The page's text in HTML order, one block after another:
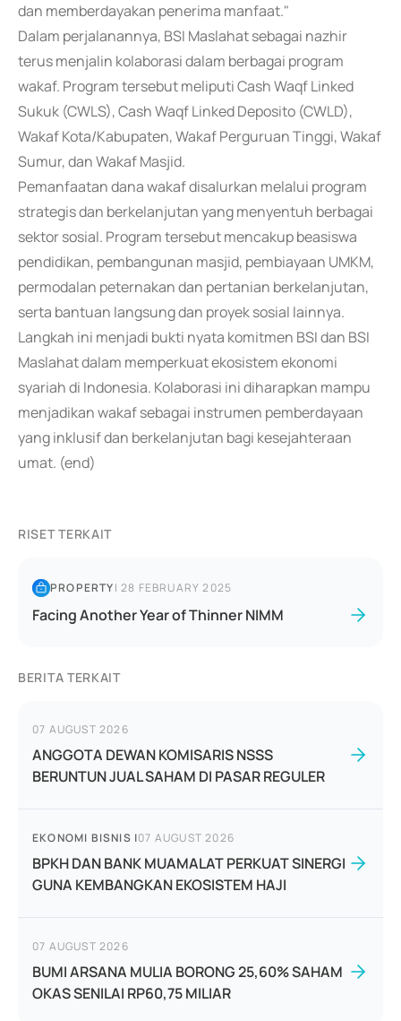
dan memberdayakan penerima manfaat."
Dalam perjalanannya, BSI Maslahat sebagai nazhir
terus menjalin kolaborasi dalam berbagai program
wakaf. Program tersebut meliputi Cash Waqf Linked
Sukuk (CWLS), Cash Waqf Linked Deposito (CWLD),
Wakaf Kota/Kabupaten, Wakaf Perguruan Tinggi, Wakaf
Sumur, dan Wakaf Masjid.
Pemanfaatan dana wakaf disalurkan melalui program
strategis dan berkelanjutan yang menyentuh berbagai
sektor sosial. Program tersebut mencakup beasiswa
pendidikan, pembangunan masjid, pembiayaan UMKM,
permodalan peternakan dan pertanian berkelanjutan,
serta bantuan langsung dan proyek sosial lainnya.
Langkah ini menjadi bukti nyata komitmen BSI dan BSI
Maslahat dalam memperkuat ekosistem ekonomi
syariah di Indonesia. Kolaborasi ini diharapkan mampu
menjadikan wakaf sebagai instrumen pemberdayaan
yang inklusif dan berkelanjutan bagi kesejahteraan
umat. (end)
RISET TERKAIT
PROPERTY|28 FEBRUARY 2025
Facing Another Year of Thinner NIMM
BERITA TERKAIT
07 AUGUST 2026
ANGGOTA DEWAN KOMISARIS NSSS
BERUNTUN JUAL SAHAM DI PASAR REGULER
EKONOMI BISNIS |07 AUGUST 2026
BPKH DAN BANK MUAMALAT PERKUAT SINERGI
GUNA KEMBANGKAN EKOSISTEM HAJI
07 AUGUST 2026
BUMI ARSANA MULIA BORONG 25,60% SAHAM
OKAS SENILAI RP60,75 MILIAR